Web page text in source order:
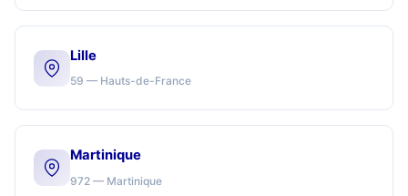
Lille
59 — Hauts-de-France
Martinique
972 — Martinique